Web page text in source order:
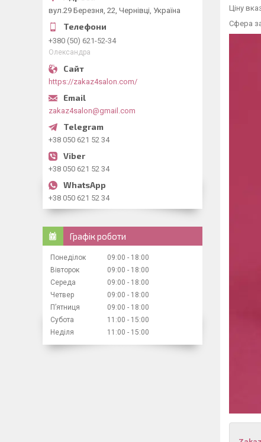
Ціну
Сфера
вул.29 Березня, 22, Чернівці, Україна
+380 (50) 621-52-34
Олександра
https://zakaz4salon.com/
zakaz4salon@gmail.com
+38 050 621 52 34
+38 050 621 52 34
+38 050 621 52 34
Графік роботи
Понеділок 09:00
18:00
Вівторок
09:00
18:00
Середа
09:00
18:00
Четвер
09:00
18:00
Пʼятниця
09:00
18:00
Субота
11:00
15:00
Неділя
11:00 15:00